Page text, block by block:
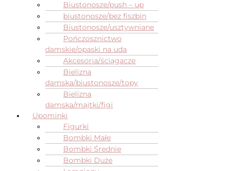
Biustonosze/push – up
biustonosze/bez fiszbin
Biustonosze/usztywniane
Pończosznictwo
damskie/opaski na uda
Akcesoria/ściągacze
Bielizna
damska/biustonosze/topy
Bielizna
damska/majtki/figi
Upominki
Figurki
Bombki Małe
Bombki Średnie
Bombki Duże